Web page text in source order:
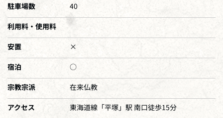
駐車場数 40
利用料・使用料
安置 ×
宿泊 ○
宗教宗派 在来仏教
アクセス 東海道線「平塚」駅 南口徒歩15分